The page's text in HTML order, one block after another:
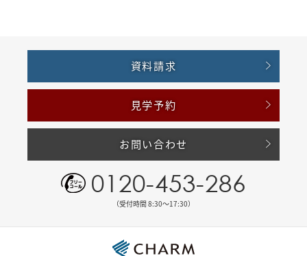
資料請求
見学予約
お問い合わせ
0120-453-286
（受付時間 8:30〜17:30）